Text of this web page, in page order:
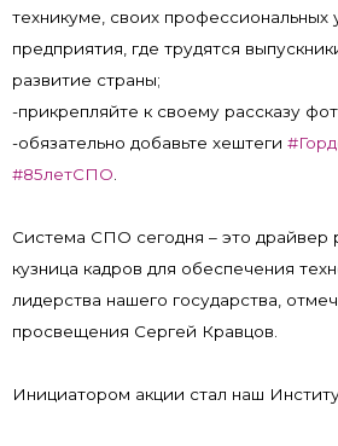
техникуме, своих профессиональных
предприятия, где трудятся
развитие страны;
-прикрепляйте к своему рассказу
-обязательно добавьте хештеги
#85летСПО
Система СПО сегодня – это драйвер
кузница кадров для обеспечения
лидерства нашего государства,
просвещения Сергей Кравцов.
Инициатором акции стал наш